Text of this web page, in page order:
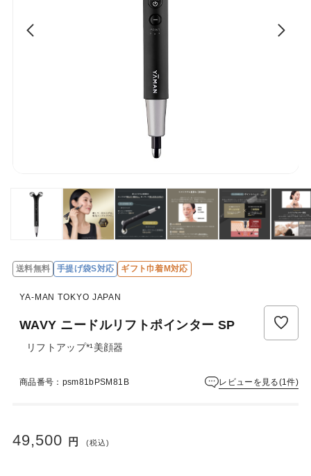
送料無料 手提げ袋S対応 ギフト巾着M対応
YA-MAN TOKYO JAPAN
WAVY ニードルリフトポインター SP
リフトアップ*¹美顔器
商品番号：psm81bPSM81B レビューを見る(1件)
49,500 円 (税込)